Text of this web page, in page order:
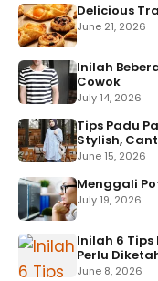
Delicious
June 21, 2026
Inilah
Cowok
July 14, 2026
Tips Padu
Stylish,
June 15, 2026
Menggali
July 19, 2026
Inilah 6
Perlu
June 8, 2026